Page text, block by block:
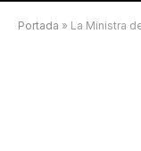
Portada » La Ministra de